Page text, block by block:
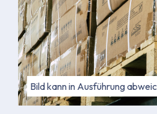
Bild kann in Ausführung